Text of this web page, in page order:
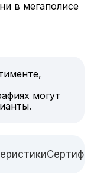
в мегаполисе
могут